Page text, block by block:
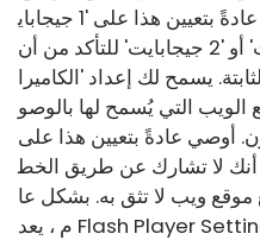
هاز الكمبيوتر الخاص بك. أوصي عادةً بتعيين هذا على '1 جيجاباي
ت' أو '2 جيجابايت' للتأكد من أن Flash Player لا يشغل مسا
يسمح لك إعداد 'الكاميرا
الويب التي يُسمح لها بالوصو
أوصي عادةً بتعيين هذا على
أنك لا تشارك عن طريق الخط
موقع ويب لا تثق به. بشكل عا
م ، يعد Flash Player Settings Manager أداة رائعة لإدارة